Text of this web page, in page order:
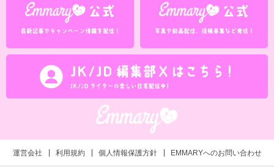
運営会社 利用規約 個人情報保護方針 EMMARYへのお問い合わせ